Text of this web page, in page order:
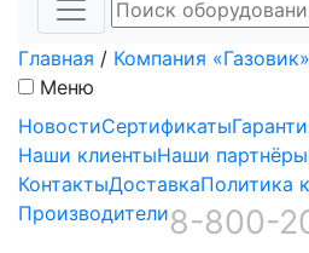
Главная / Компания «Газовик»
Меню
НовостиСертификаты
Наши клиентыНаши партнёры
КонтактыДоставкаПолитика
Производители8-800-